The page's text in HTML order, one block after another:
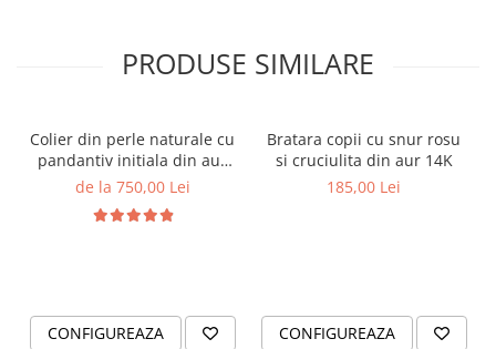
PRODUSE SIMILARE
Colier din perle naturale cu
pandantiv initiala din aur
14K si bilute din aur 14K de
de la 750,00 Lei
CONFIGUREAZA
Bratara copii cu snur rosu
si cruciulita din aur 14K
185,00 Lei
CONFIGUREAZA